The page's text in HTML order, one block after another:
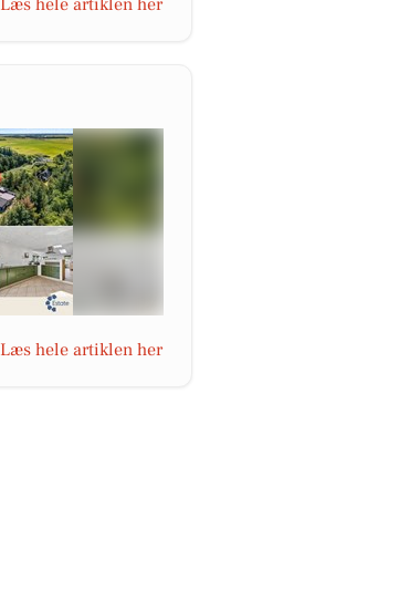
Læs hele artiklen her
Læs hele artiklen her